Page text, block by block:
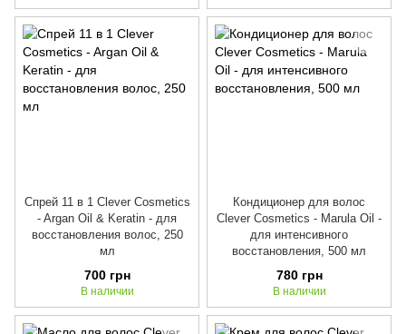
Спрей 11 в 1 Clever Cosmetics
- Argan Oil & Keratin - для
восстановления волос, 250
мл
700 грн
В наличии
Кондиционер для волос
Clever Cosmetics - Marula Oil -
для интенсивного
восстановления, 500 мл
780 грн
В наличии